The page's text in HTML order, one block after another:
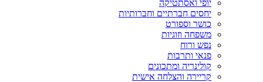
יופי ואסתטיקה
יחסים חברתיים וחברותיות
כושר וספורט
משפחה וזוגיות
נפש ורוח
פנאי ותרבות
קולינריה ומתכונים
קריירה והצלחה אישית